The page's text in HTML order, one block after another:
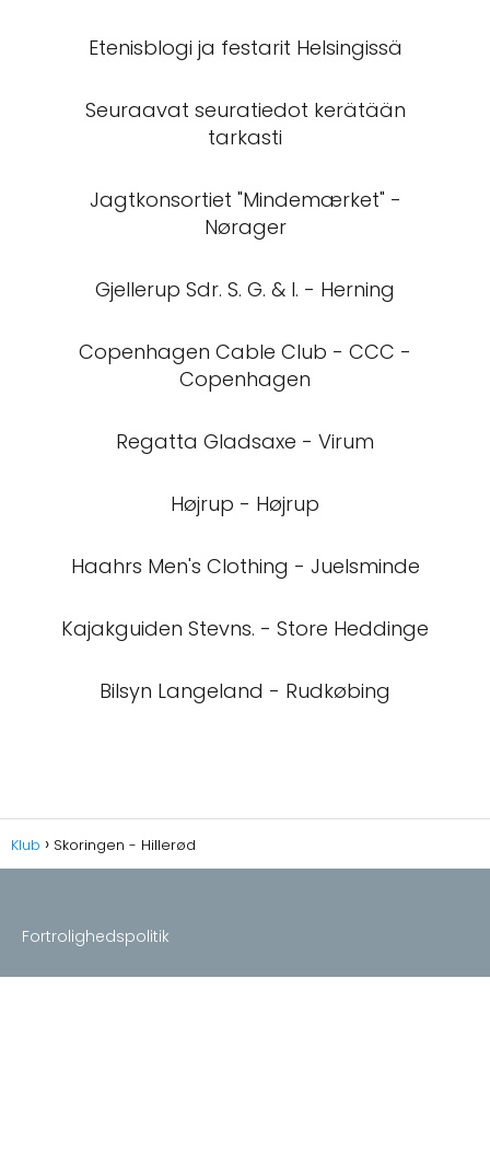
Etenisblogi ja festarit Helsingissä
Seuraavat seuratiedot kerätään
tarkasti
Jagtkonsortiet "Mindemærket" -
Nørager
Gjellerup Sdr. S. G. & I. - Herning
Copenhagen Cable Club - CCC -
Copenhagen
Regatta Gladsaxe - Virum
Højrup - Højrup
Haahrs Men's Clothing - Juelsminde
Kajakguiden Stevns. - Store Heddinge
Bilsyn Langeland - Rudkøbing
Klub Skoringen - Hillerød
Fortrolighedspolitik